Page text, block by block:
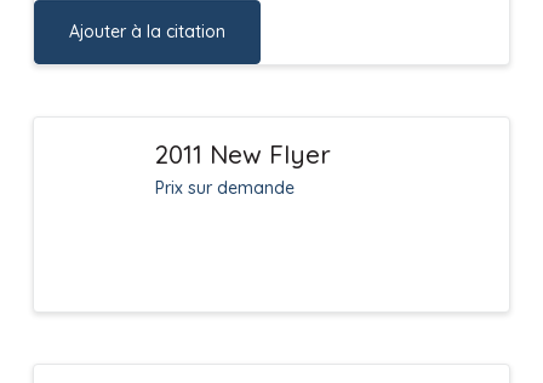
Ajouter à la citation
2011 New Flyer
Prix sur demande